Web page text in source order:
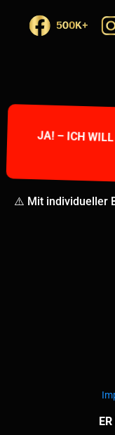
JA! – ICH
⚠️ Mit individueller